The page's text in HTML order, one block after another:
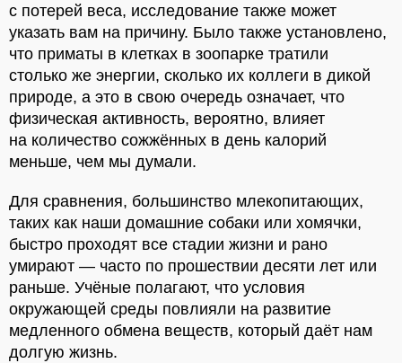
с потерей веса, исследование также может
указать вам на причину. Было также установлено,
что приматы в клетках в зоопарке тратили
столько же энергии, сколько их коллеги в дикой
природе, а это в свою очередь означает, что
физическая активность, вероятно, влияет
на количество сожжённых в день калорий
меньше, чем мы думали.
Для сравнения, большинство млекопитающих,
таких как наши домашние собаки или хомячки,
быстро проходят все стадии жизни и рано
умирают — часто по прошествии десяти лет или
раньше. Учёные полагают, что условия
окружающей среды повлияли на развитие
медленного обмена веществ, который даёт нам
долгую жизнь.